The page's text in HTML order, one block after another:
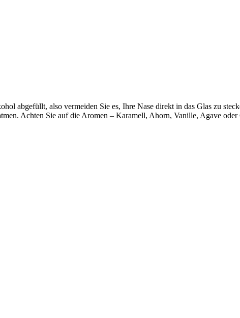
abgefüllt, also vermeiden Sie es, Ihre Nase direkt in das Glas zu
Achten Sie auf die Aromen – Karamell, Ahorn, Vanille, Agave